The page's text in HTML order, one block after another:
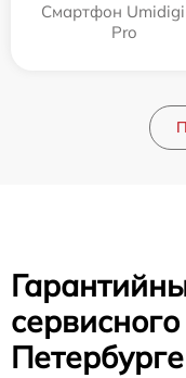
Смартфон
Pro
Петербурге